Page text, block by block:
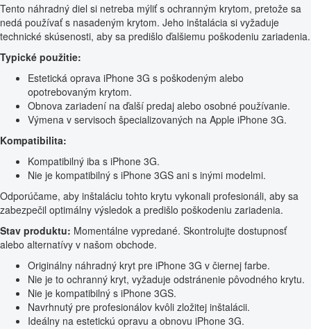
Tento náhradný diel si netreba mýliť s ochranným krytom, pretože sa
nedá používať s nasadeným krytom. Jeho inštalácia si vyžaduje
technické skúsenosti, aby sa predišlo ďalšiemu poškodeniu zariadenia.
Typické použitie:
Estetická oprava iPhone 3G s poškodeným alebo
opotrebovaným krytom.
Obnova zariadení na ďalší predaj alebo osobné používanie.
Výmena v servisoch špecializovaných na Apple iPhone 3G.
Kompatibilita:
Kompatibilný iba s iPhone 3G.
Nie je kompatibilný s iPhone 3GS ani s inými modelmi.
Odporúčame, aby inštaláciu tohto krytu vykonali profesionáli, aby sa
zabezpečil optimálny výsledok a predišlo poškodeniu zariadenia.
Stav produktu: Momentálne vypredané. Skontrolujte dostupnosť
alebo alternatívy v našom obchode.
Originálny náhradný kryt pre iPhone 3G v čiernej farbe.
Nie je to ochranný kryt, vyžaduje odstránenie pôvodného krytu.
Nie je kompatibilný s iPhone 3GS.
Navrhnutý pre profesionálov kvôli zložitej inštalácii.
Ideálny na estetickú opravu a obnovu iPhone 3G.